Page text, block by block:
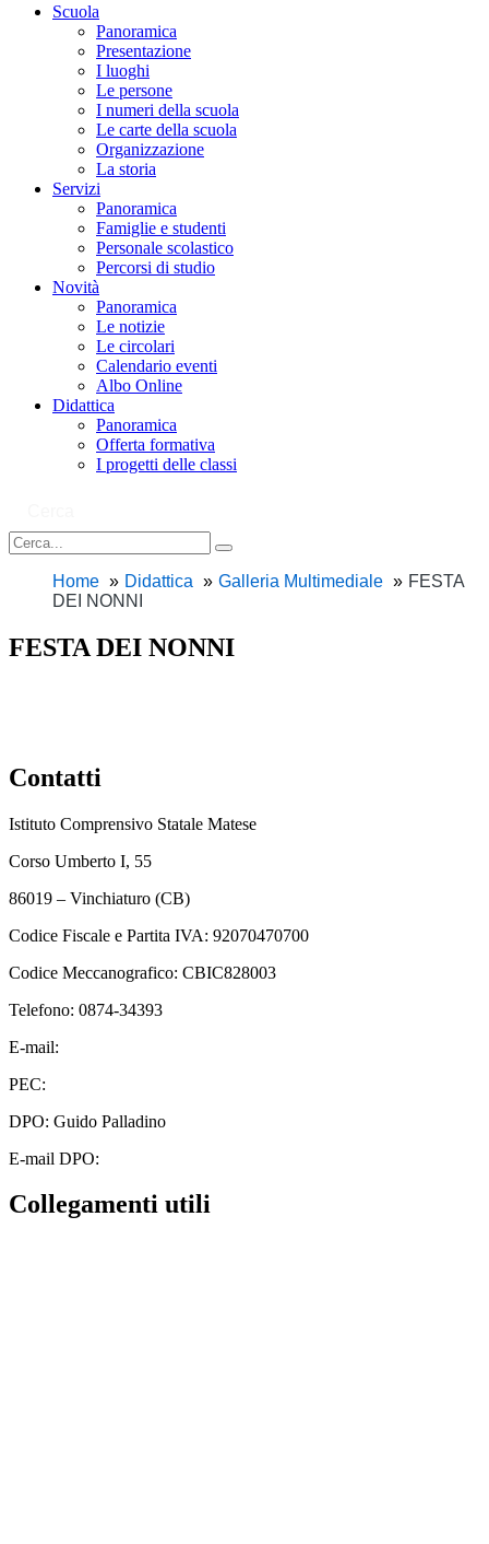
Scuola
Panoramica
Presentazione
I luoghi
Le persone
I numeri della scuola
Le carte della scuola
Organizzazione
La storia
Servizi
Panoramica
Famiglie e studenti
Personale scolastico
Percorsi di studio
Novità
Panoramica
Le notizie
Le circolari
Calendario eventi
Albo Online
Didattica
Panoramica
Offerta formativa
I progetti delle classi
Home Didattica Galleria Multimediale
FESTA
DEI NONNI
FESTA DEI NONNI
Contatti
Istituto Comprensivo Statale Matese
Corso Umberto I, 55
86019 – Vinchiaturo (CB)
Codice Fiscale e Partita IVA: 92070470700
Codice Meccanografico: CBIC828003
Telefono: 0874-34393
E-mail:
PEC:
DPO: Guido Palladino
E-mail DPO:
Collegamenti utili